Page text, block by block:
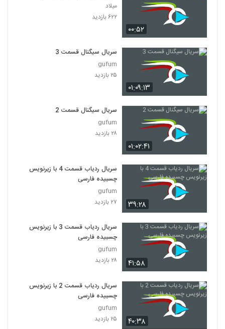
۰۰:۵۲
میلاد
۶۲۲ بازدید
۰۱:۰۹:۱۳
سریال سیگنال قسمت 3
gufum
۲۵ بازدید
۰۱:۰۲:۴۱
سریال سیگنال قسمت 2
gufum
۲۸ بازدید
۳۹:۲۸
سریال ردیاب قسمت 4 با زیرنویس
چسبیده فارسی
gufum
۲۷ بازدید
۴۱:۵۸
سریال ردیاب قسمت 3 با زیرنویس
چسبیده فارسی
gufum
۲۸ بازدید
۴۰:۳۸
سریال ردیاب قسمت 2 با زیرنویس
چسبیده فارسی
gufum
۲۵ بازدید